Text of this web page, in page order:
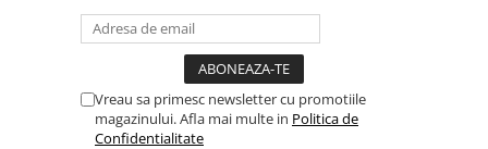
Vreau sa primesc newsletter cu promotiile
magazinului. Afla mai multe in Politica de
Confidentialitate